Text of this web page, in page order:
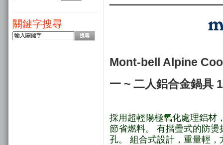
關鍵字搜尋
Mont-bell Alpine
一 ~ 二人鋁合金鍋具
採用超輕陽極氧化處理鋁材
節省燃料。 有摺疊式的防燙
孔。 組合式設計，重量輕